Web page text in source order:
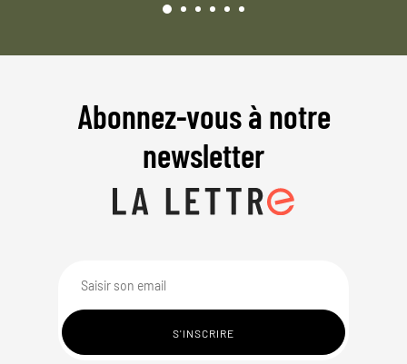
Abonnez-vous à notre
newsletter